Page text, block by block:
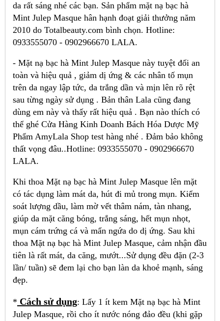
da rất sáng nhé các bạn. Sản phẩm mặt nạ bạc hà
Mint Julep Masque hân hạnh đoạt giải thưởng năm
2010 do Totalbeauty.com bình chọn. Hotline:
0933555070 - 0902966670 LALA.
- Mặt nạ bạc hà Mint Julep Masque này tuyệt đối an
toàn và hiệu quả , giảm dị ứng & các nhân tố mụn
trên da ngay lập tức, da trắng dần và mịn lên rõ rệt
sau từng ngày sử dụng . Bản thân Lala cũng đang
dùng em này và thấy rất hiệu quả . Bạn nào thích có
thể ghé Cửa Hàng Kinh Doanh Bách Hóa Dược Mỹ
Phẩm AmyLala Shop test hàng nhé . Đảm bảo không
thất vọng đâu..Hotline: 0933555070 - 0902966670
LALA.
Khi thoa Mặt nạ bạc hà Mint Julep Masque lên mặt
có tác dụng làm mát da, hút đi mủ trong mụn. Kiểm
soát lượng dầu, làm mờ vết thâm nám, tàn nhang,
giúp da mặt căng bóng, trắng sáng, hết mụn nhọt,
mụn cám trứng cá và mẩn ngứa do dị ứng. Sau khi
thoa Mặt nạ bạc hà Mint Julep Masque, cảm nhận đầu
tiên là rất mát, da căng, mướt...Sử dụng đều đặn (2-3
lần/ tuần) sẽ đem lại cho bạn làn da khoẻ mạnh, sáng
đẹp.
* Cách sử dụng: Lấy 1 ít kem Mặt nạ bạc hà Mint
Julep Masque, rồi cho ít nước nóng đảo đều (khi gặp